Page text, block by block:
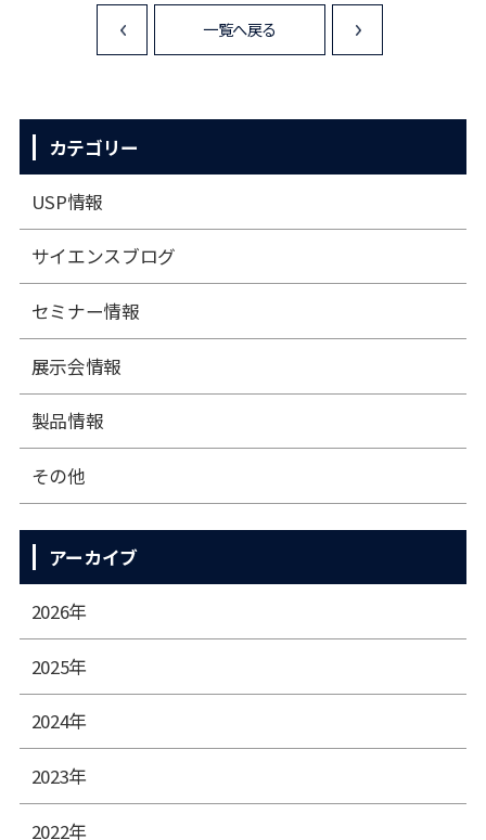
<
一覧へ戻る
カテゴリー
USP情報
サイエンスブログ
セミナー情報
展⽰会情報
製品情報
その他
アーカイブ
2026年
2025年
2024年
2023年
2022年